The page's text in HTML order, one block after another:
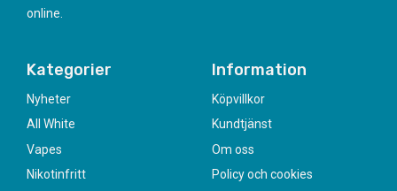
online.
Kategorier
Nyheter
All White
Vapes
Nikotinfritt
Information
Köpvillkor
Kundtjänst
Om oss
Policy och cookies